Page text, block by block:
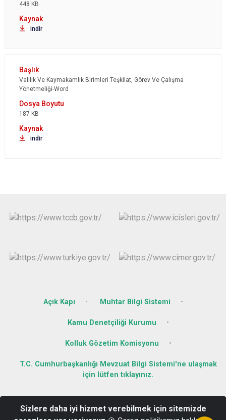
448 KB
indir
Valilik Ve Kaymakamlık Birimleri Teşkilat, Görev Ve Çalışma
Yönetmeliği-Word
187 KB
indir
Açık Kapı Muhtar Bilgi Sistemi
Kamu Denetçiliği Kurumu
Kolluk Gözetim Komisyonu
T.C. Cumhurbaşkanlığı Mevzuat Bilgi Sistemi'ne ulaşmak
için lütfen tıklayınız.
Yığılca/DÜZCE
Sizlere daha iyi hizmet verebilmek için sitemizde